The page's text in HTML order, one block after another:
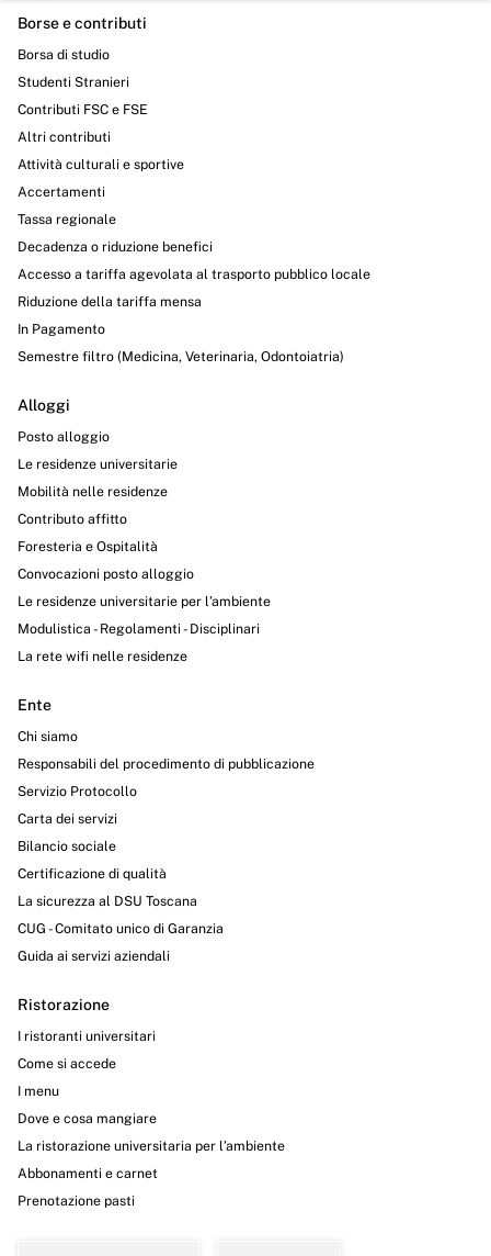
Borse e contributi
Borsa di studio
Studenti Stranieri
Contributi FSC e FSE
Altri contributi
Attività culturali e sportive
Accertamenti
Tassa regionale
Decadenza o riduzione benefici
Accesso a tariffa agevolata al trasporto pubblico locale
Riduzione della tariffa mensa
In Pagamento
Semestre filtro (Medicina, Veterinaria, Odontoiatria)
Alloggi
Posto alloggio
Le residenze universitarie
Mobilità nelle residenze
Contributo affitto
Foresteria e Ospitalità
Convocazioni posto alloggio
Le residenze universitarie per l’ambiente
Modulistica - Regolamenti - Disciplinari
La rete wifi nelle residenze
Ente
Chi siamo
Responsabili del procedimento di pubblicazione
Servizio Protocollo
Carta dei servizi
Bilancio sociale
Certificazione di qualità
La sicurezza al DSU Toscana
CUG - Comitato unico di Garanzia
Guida ai servizi aziendali
Ristorazione
I ristoranti universitari
Come si accede
I menu
Dove e cosa mangiare
La ristorazione universitaria per l’ambiente
Abbonamenti e carnet
Prenotazione pasti